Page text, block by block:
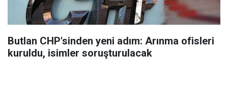
Butlan CHP'sinden yeni adım: Arınma ofisleri
kuruldu, isimler soruşturulacak